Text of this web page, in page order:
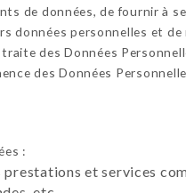
de données, de fournir à
données personnelles et
traite des Données
des Données
:
et services